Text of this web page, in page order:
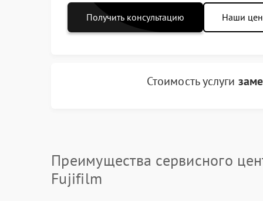
Получить консультацию Наши
Стоимость услуги
Преимущества сервисного
Fujifilm